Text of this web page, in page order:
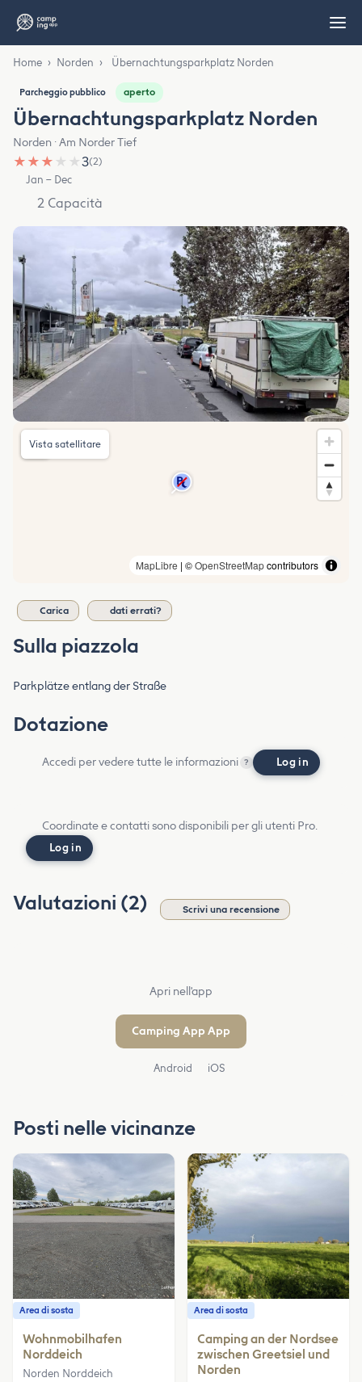
Home › Norden › Übernachtungsparkplatz Norden
Parcheggio pubblico aperto
Übernachtungsparkplatz Norden
Norden · Am Norder Tief
★ ★ ★ ★ ★3(2)
Jan – Dec
2 Capacità
MapLibre | ©OpenStreetMapcontributors
Vista satellitare
Carica dati errati?
Sulla piazzola
Parkplätze entlang der Straße
Dotazione
Accedi per vedere tutte le informazioni ? Log in
Coordinate e contatti sono disponibili per gli utenti Pro.
Log in
Valutazioni (2) Scrivi una recensione
Apri nell'app
Camping App App
Android iOS
Posti nelle vicinanze
Area di sosta
Wohnmobilhafen
Norddeich
Norden Norddeich
Area di sosta
Camping an der Nordsee
zwischen Greetsiel und
Norden